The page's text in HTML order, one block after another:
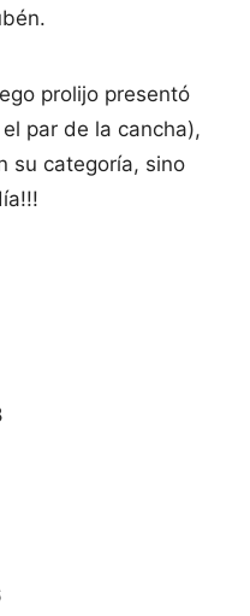
prolijo presentó
par de la cancha),
su categoría, sino